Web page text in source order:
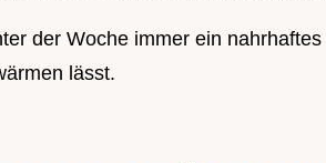
der Woche immer ein nahrhaftes
lässt.